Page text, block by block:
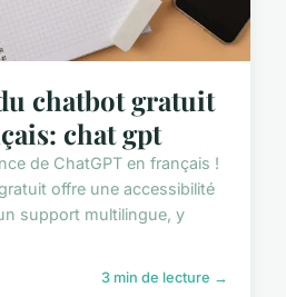
chatbot gratuit
chat gpt
de ChatGPT en français !
offre une accessibilité
support multilingue, y
3 min de lecture →